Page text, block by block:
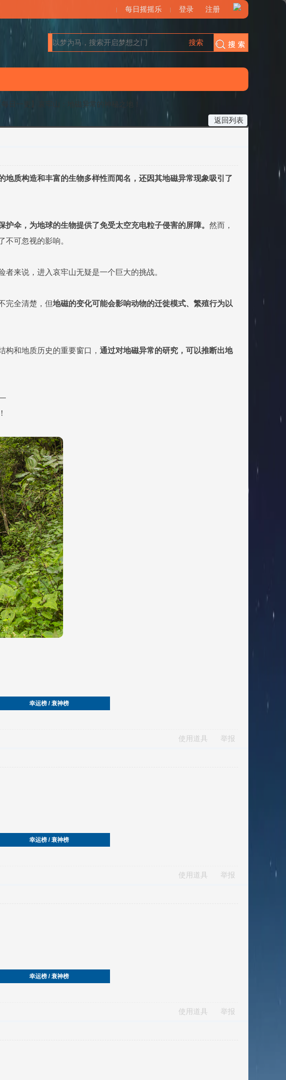
每日摇摇乐 登录 注册
搜索
每日一更】哀牢山：地磁异常的神秘之地！
返回列表
地质构造和丰富的生物多样性而闻名，还因其地磁异常现象吸引了
伞，为地球的生物提供了免受太空充电粒子侵害的屏障。 然而，
可忽视的影响。
者来说，进入哀牢山无疑是一个巨大的挑战。
完全清楚，但地磁的变化可能会影响动物的迁徙模式、繁殖行为以
和地质历史的重要窗口， 通过对地磁异常的研究，可以推断出地
幸运榜 / 衰神榜
使用道具 举报
幸运榜 / 衰神榜
使用道具 举报
幸运榜 / 衰神榜
使用道具 举报